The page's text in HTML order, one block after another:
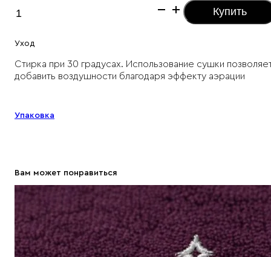
Количество
товара
TELO
Купить
Уход
Стирка при 30 градусах. Использование сушки
добавить воздушности благодаря эффекту аэрации
Упаковка
Вам может понравиться